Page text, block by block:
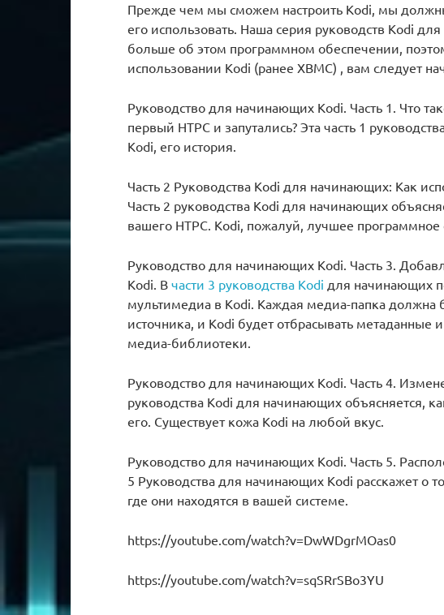
Прежде чем мы сможем настроить Kodi, мы должны
его использовать. Наша серия руководств Kodi
больше об этом программном обеспечении,
использовании Kodi (ранее XBMC) , вам следует
Руководство для начинающих Kodi. Часть 1. Что
первый HTPC и запутались? Эта часть 1
Kodi, его история.
Часть 2 Руководства Kodi для начинающих: Как
Часть 2 руководства Kodi для начинающих
вашего HTPC. Kodi, пожалуй, лучшее
Руководство для начинающих Kodi. Часть 3.
Kodi. В части 3 руководства Kodi для начинающих
мультимедиа в Kodi. Каждая медиа-папка должна
источника, и Kodi будет отбрасывать метаданные
медиа-библиотеки.
Руководство для начинающих Kodi. Часть 4.
руководства Kodi для начинающих объясняется,
его. Существует кожа Kodi на любой вкус.
Руководство для начинающих Kodi. Часть 5.
5 Руководства для начинающих Kodi расскажет о
где они находятся в вашей системе.
https://youtube.com/watch?v=DwWDgrMOas0
https://youtube.com/watch?v=sqSRrSBo3YU